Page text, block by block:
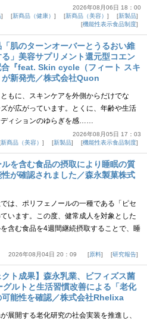
2026年08月06日 18：00
新商品（健康） 新商品（美容）
新製品
機能性表示食品制度
肌のターンオーバーとうるおい維
」美容サプリメント還元型コエン
『feat. Skin cycle（フィート スキ
が新発売／株式会社Quon
もに、スキンケアを外側からだけでな
が広がっています。とくに、年齢や生活
ディションのゆらぎを感……
2026年08月05日 17：03
新商品（美容） 新製品 機能性表示食品制度
を含む食品の摂取により睡眠の質
が確認されました／森永製菓株式
は、ポリフェノールの一種である「ピセ
います。この度、健常成人を対象とした
含む食品を4週間継続摂取することで、睡
2026年08月04日 20：09 原料 研究報告
クト成果】森永乳業、ビフィズス菌
ルトと生活習慣改善による「老化
能性を確認／株式会社Rhelixa
展開する老化研究の社会実装を推進し、